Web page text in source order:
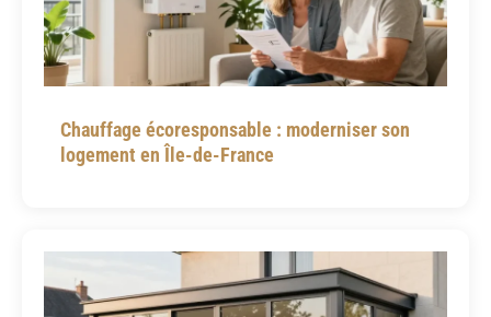
Chauffage écoresponsable : moderniser son
logement en Île-de-France